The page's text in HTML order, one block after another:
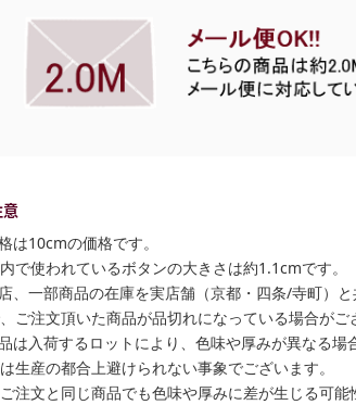
は10cmの価格です。
で使われているボタンの大きさは約1.1cmです。
、一部商品の在庫を実店舗（京都・四条/寺町）
ご注文頂いた商品が品切れになっている場合がご
は入荷するロットにより、色味や厚みが異なる場
生産の都合上避けられない事象でございます。
注文と同じ商品でも色味や厚みに差が生じる可能